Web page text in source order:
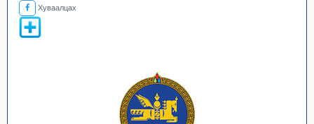
Хуваалцах